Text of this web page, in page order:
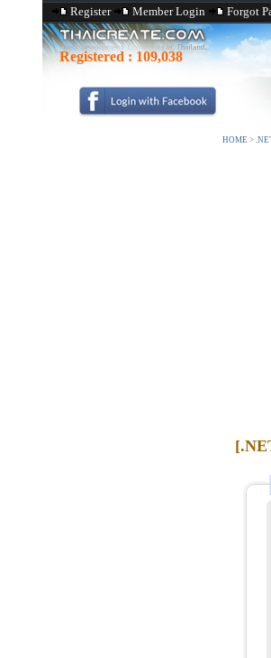
Register Member Login Forgot
Registered : 109,038
HOME >